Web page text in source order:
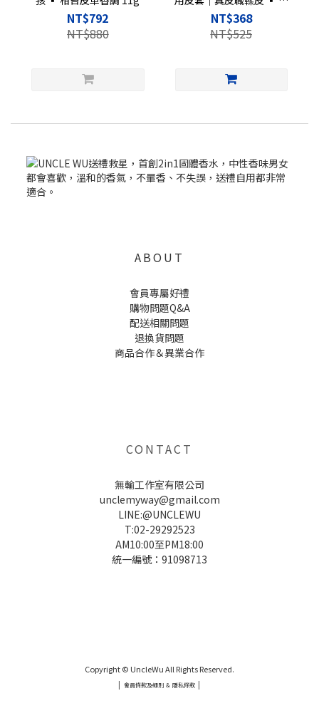
NT$792
NT$880
黃色LOGO版
NT$368
NT$525
ABOUT
會員專屬好禮
購物問題Q&A
配送相關問題
退換貨問題
商品合作＆異業合作
CONTACT
無輸工作室有限公司
unclemyway@gmail.com
LINE:@UNCLEWU
T:02-29292523
AM10:00至PM18:00
統一編號：91098713
Copyright © UncleWu All Rights Reserved.
| 會員條款及細則 ＆ 隱私條款 |